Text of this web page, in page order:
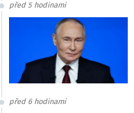
před 5 hodinami
před 6 hodinami